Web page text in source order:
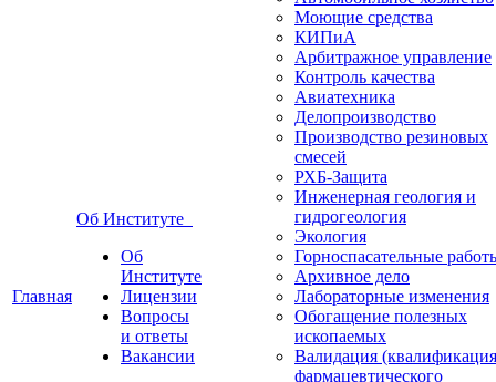
Главная
Об Институте
Об
Институте
Лицензии
Вопросы
и ответы
Вакансии
Моющие средства
КИПиА
Арбитражное управление
Контроль качества
Авиатехника
Делопроизводство
Производство резиновых
смесей
РХБ-Защита
Инженерная геология и
гидрогеология
Экология
Горноспасательные
Архивное дело
Лабораторные изменения
Обогащение полезных
ископаемых
Валидация
фармацевтического